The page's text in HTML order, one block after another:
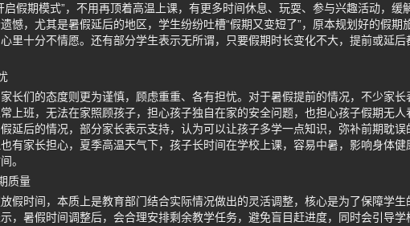
启假期模式”，不用再顶着高温上课，有更多时间休息、玩耍、参与兴趣活动，缓
憾，尤其是暑假延后的地区，学生纷纷吐槽“假期又变短了”，原本规划好的假期
里十分不情愿。还有部分学生表示无所谓，只要假期时长变化不大，提前或延后
长们的态度则更为谨慎，顾虑重重、各有担忧。对于暑假提前的情况，不少家长
上班，无法在家照顾孩子，担心孩子独自在家的安全问题，也担心孩子假期无人
延后的情况，部分家长表示支持，认为可以让孩子多学一点知识，弥补前期耽误
有家长担心，夏季高温天气下，孩子长时间在学校上课，容易中暑，影响身体健
。
质量
假时间，本质上是教育部门结合实际情况做出的灵活调整，核心是为了保障学
，暑假时间调整后，会合理安排剩余教学任务，避免盲目赶进度，同时会引导学